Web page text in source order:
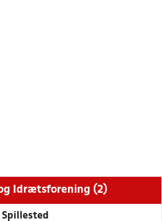
Idrætsforening (2)
Spillested